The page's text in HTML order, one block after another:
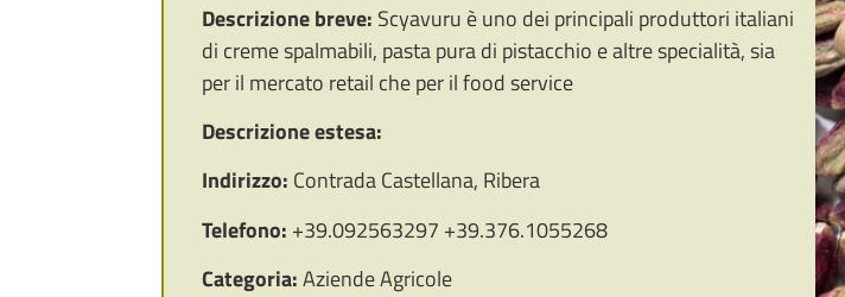
Descrizione breve: Scyavuru è uno dei principali produttori italiani
di creme spalmabili, pasta pura di pistacchio e altre specialità, sia
per il mercato retail che per il food service
Descrizione estesa:
Indirizzo: Contrada Castellana, Ribera
Telefono: +39.092563297 +39.376.1055268
Categoria:Aziende Agricole